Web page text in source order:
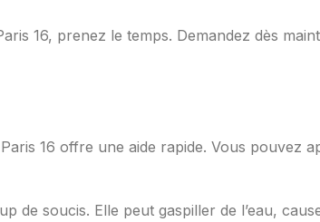
16, prenez le temps. Demandez dès
16 offre une aide rapide. Vous pouvez
de soucis. Elle peut gaspiller de l’eau,